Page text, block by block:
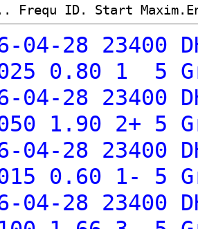
Frequ ID. Start
04-28 23400
0.80 1 5
04-28 23400
1.90 2+ 5
04-28 23400
0.60 1- 5
04-28 23400